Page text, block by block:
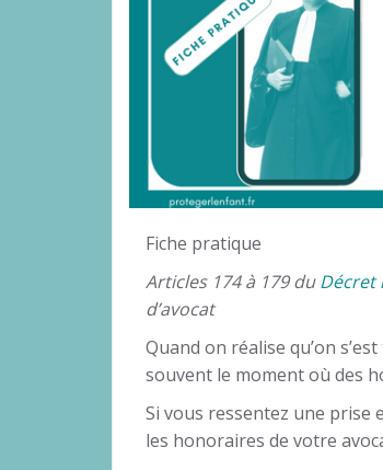
Fiche pratique
Articles 174 à 179 duDécret
d’avocat
Quand on réalise qu’on
souvent le moment où des
Si vous ressentez une prise
les honoraires de votre